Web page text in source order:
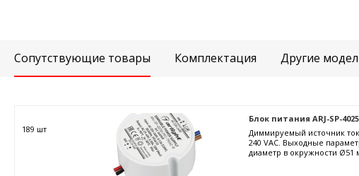
Сопутствующие товары Комплектация Другие
189 шт
Блок питания ARJ-SP-
Диммируемый источник
240 VAC. Выходные
диаметр в окружности Ø51